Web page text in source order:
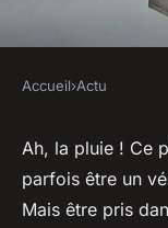
Bien
pour
Accueil›Actu
Ah, la pluie ! Ce
parfois être un
Mais être pris